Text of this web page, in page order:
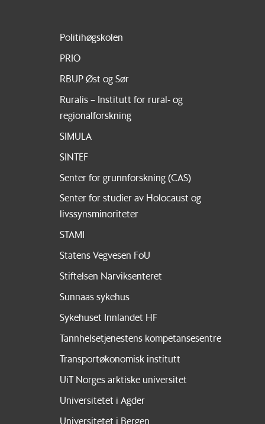
Politihøgskolen
PRIO
RBUP Øst og Sør
Ruralis – Institutt for rural- og
regionalforskning
SIMULA
SINTEF
Senter for grunnforskning (CAS)
Senter for studier av Holocaust og
livssynsminoriteter
STAMI
Statens Vegvesen FoU
Stiftelsen Narviksenteret
Sunnaas sykehus
Sykehuset Innlandet HF
Tannhelsetjenestens kompetansesentre
Transportøkonomisk institutt
UiT Norges arktiske universitet
Universitetet i Agder
Universitetet i Bergen